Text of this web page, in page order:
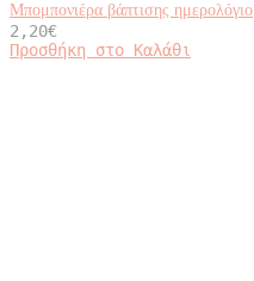
Μπομπονιέρα βάπτισης ημερολόγιο
2,20€
Προσθήκη στο Καλάθι